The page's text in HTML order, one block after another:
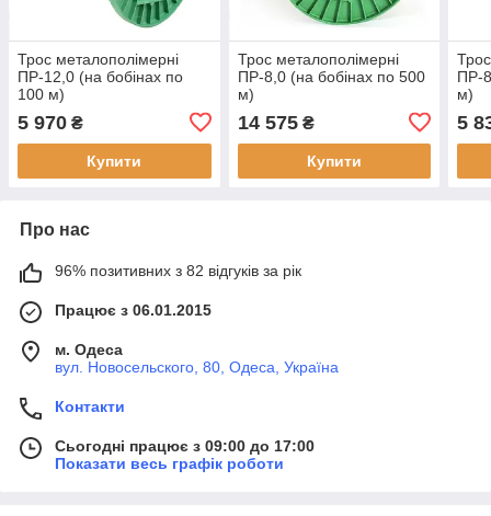
Трос металополімерні
ПР-12,0 (на бобінах по
100 м)
5 970 ₴
Купити
Трос металополімерні
ПР-8,0 (на бобінах по 500
м)
14 575₴
Купити
ПР-
м)
5
Про нас
96% позитивних з 82 відгуків за рік
Працює з 06.01.2015
м. Одеса
вул. Новосельского, 80, Одеса, Україна
Контакти
Сьогодні працює з 09:00 до 17:00
Показати весь графік роботи